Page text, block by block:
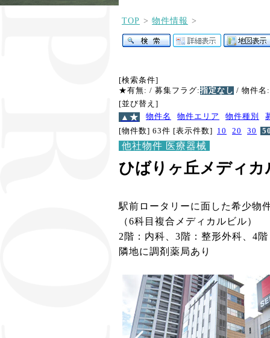
TOP 物件情報
[検索条件]
★有無: / 募集フラグ:指定なし / 物件名:
[並び替え]
▲★ 物件名 物件エリア 物件種別
[物件数] 63件 [表示件数] 10 20 30
他社物件 医療器械
ひばりヶ丘メディ
駅前ロータリーに面した希少物
（6科目複合メディカルビル）
2階：内科、3階：整形外科、4
隣地に調剤薬局あり